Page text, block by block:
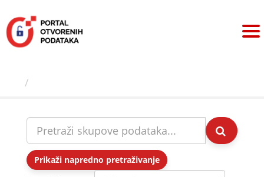
sadržaj
Prikaži napredno pretraživanje